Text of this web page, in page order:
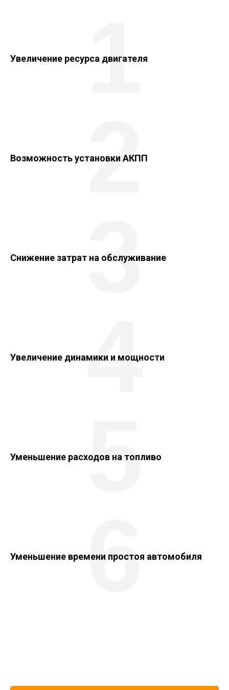
Увеличение ресурса двигателя
1
Возможность установки АКПП
2
Снижение затрат на обслуживание
3
Увеличение динамики и мощности
4
Уменьшение расходов на топливо
5
Уменьшение времени простоя автомобиля
6